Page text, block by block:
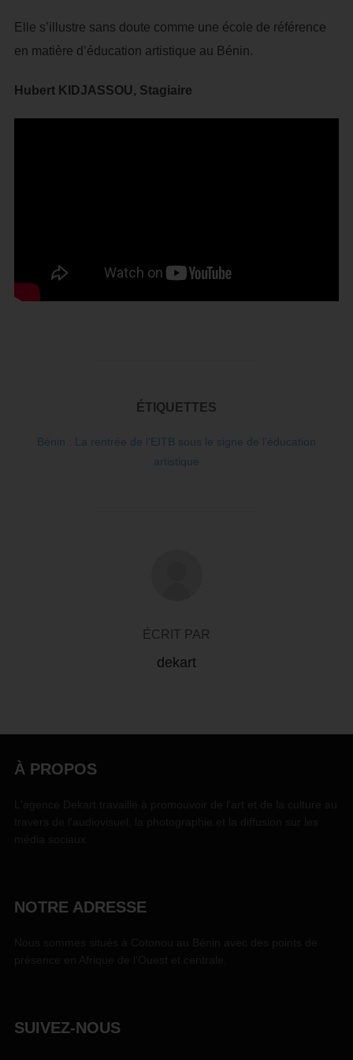
Elle s’illustre sans doute comme une école de référence
en matière d’éducation artistique au Bénin.
Hubert KIDJASSOU, Stagiaire
ÉTIQUETTES
Bénin : La rentrée de l’EITB sous le signe de l’éducation
artistique
ÉCRIT PAR
dekart
À PROPOS
NOTRE ADRESSE
SUIVEZ-NOUS